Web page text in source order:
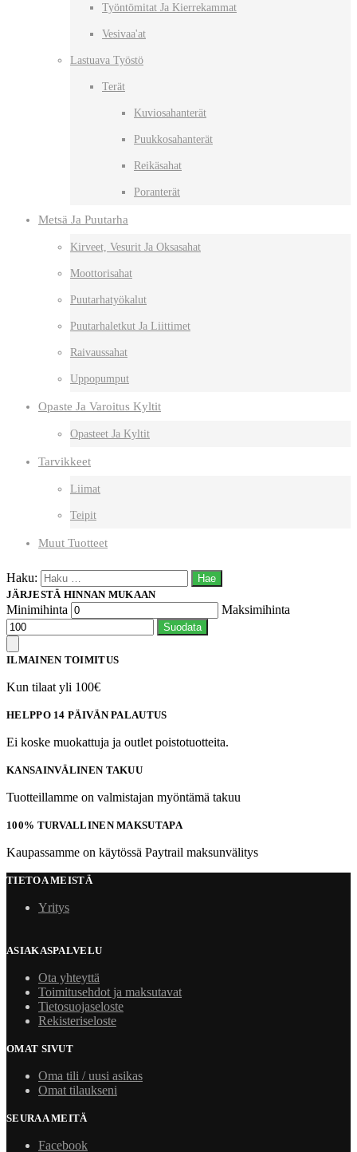
Työntömitat Ja Kierrekammat
Vesivaa'at
Lastuava Työstö
Terät
Kuviosahanterät
Puukkosahanterät
Reikäsahat
Poranterät
Metsä Ja Puutarha
Kirveet, Vesurit Ja Oksasahat
Moottorisahat
Puutarhatyökalut
Puutarhaletkut Ja Liittimet
Raivaussahat
Uppopumput
Opaste Ja Varoitus Kyltit
Opasteet Ja Kyltit
Tarvikkeet
Liimat
Teipit
Muut Tuotteet
Haku:
JÄRJESTÄ HINNAN MUKAAN
Minimihinta Maksimihinta
Suodata
ILMAINEN TOIMITUS
Kun tilaat yli 100€
HELPPO 14 PÄIVÄN PALAUTUS
Ei koske muokattuja ja outlet poistotuotteita.
KANSAINVÄLINEN TAKUU
Tuotteillamme on valmistajan myöntämä takuu
100% TURVALLINEN MAKSUTAPA
Kaupassamme on käytössä Paytrail maksunvälitys
TIETOA MEISTÄ
Yritys
ASIAKASPALVELU
Ota yhteyttä
Toimitusehdot ja maksutavat
Tietosuojaseloste
Rekisteriseloste
OMAT SIVUT
Oma tili / uusi asikas
Omat tilaukseni
SEURAA MEITÄ
Facebook